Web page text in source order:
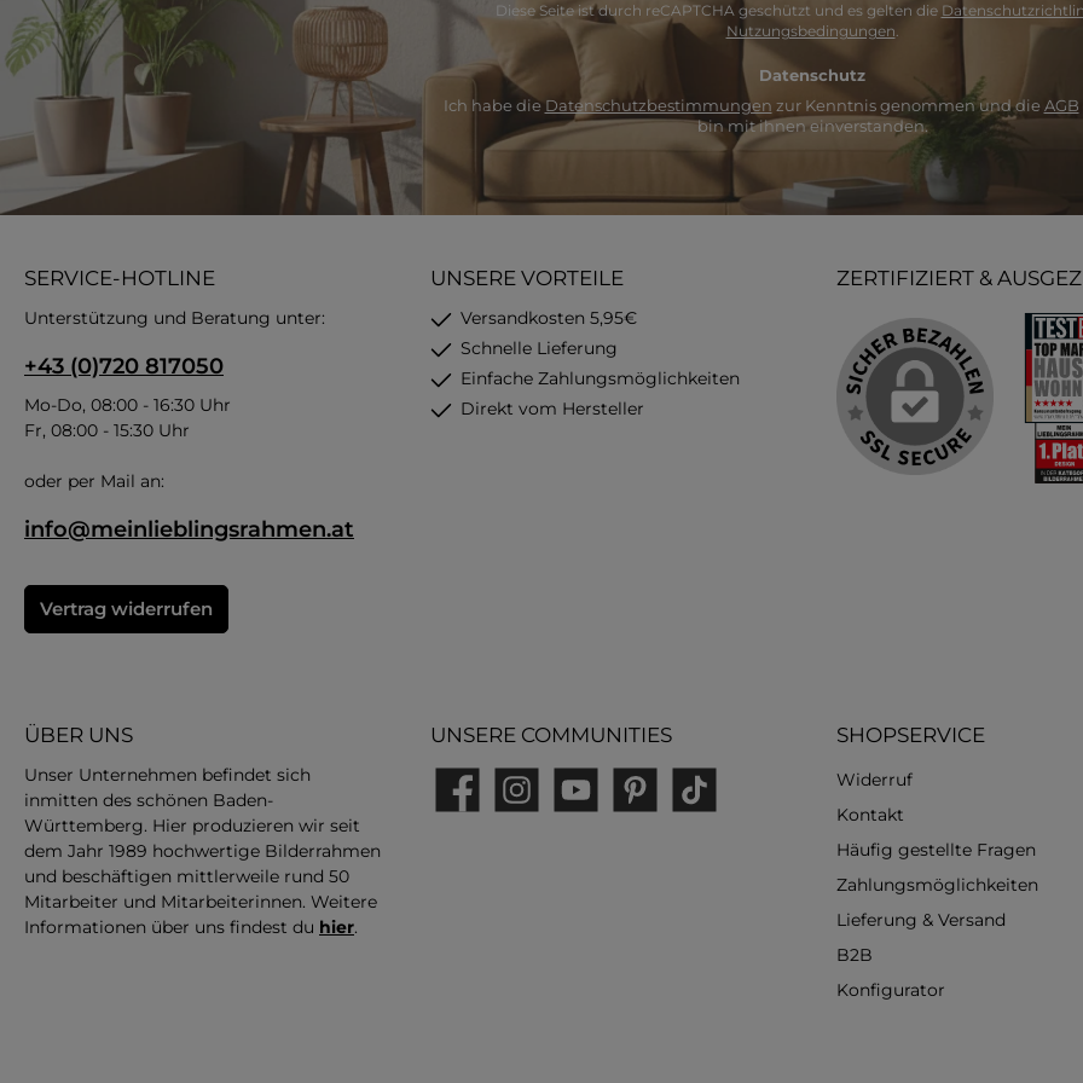
Diese Seite ist durch reCAPTCHA geschützt und es gelten die
Nutzungsbedingungen.
Datenschutz
Ich habe dieDatenschutzbestimmungen zur Kenntnis genommen und die AGB
bin mit ihnen einverstanden.
SERVICE-HOTLINE
Unterstützung und Beratung unter:
+43 (0)720 817050
Mo-Do, 08:00 - 16:30 Uhr
Fr, 08:00 - 15:30 Uhr
oder per Mail an:
info@meinlieblingsrahmen.at
Vertrag widerrufen
SHOPSERVICE
Widerruf
Kontakt
Häufig gestellte Fragen
Zahlungsmöglichkeiten
Lieferung & Versand
B2B
Konfigurator
ÜBER UNS
Unser Unternehmen befindet sich
inmitten des schönen Baden-
Württemberg. Hier produzieren wir seit
dem Jahr 1989 hochwertige Bilderrahmen
und beschäftigen mittlerweile rund 50
Mitarbeiter und Mitarbeiterinnen. Weitere
Informationen über uns findest du hier.
ZERTIFIZIERT &
UNSERE VORTEILE
Versandkosten 5,95€
Schnelle Lieferung
Einfache Zahlungsmöglichkeiten
Direkt vom Hersteller
UNSERE COMMUNITIES
FacebookInstagramYouTube PinterestTikTok